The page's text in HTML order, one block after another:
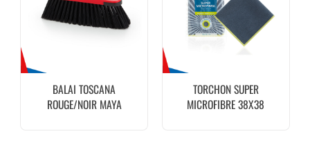
BALAI TOSCANA
ROUGE/NOIR MAYA
TORCHON SUPER
MICROFIBRE 38X38